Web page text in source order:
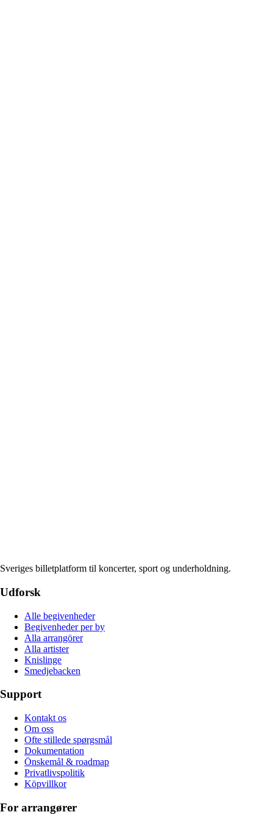
Sveriges billetplatform til koncerter, sport og underholdning.
Udforsk
Alle begivenheder
Begivenheder per by
Alla arrangörer
Alla artister
Knislinge
Smedjebacken
Support
Kontakt os
Om oss
Ofte stillede spørgsmål
Dokumentation
Önskemål & roadmap
Privatlivspolitik
Köpvillkor
For arrangører